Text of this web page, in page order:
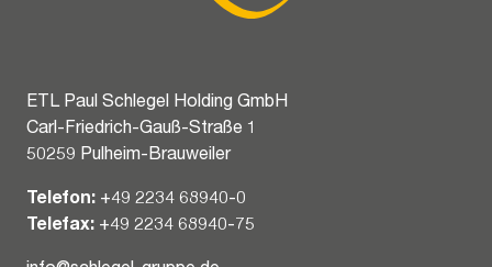
ETL Paul Schlegel Holding GmbH
Carl-Friedrich-Gauß-Straße 1
50259 Pulheim-Brauweiler
Telefon: +49 2234 68940-0
Telefax: +49 2234 68940-75